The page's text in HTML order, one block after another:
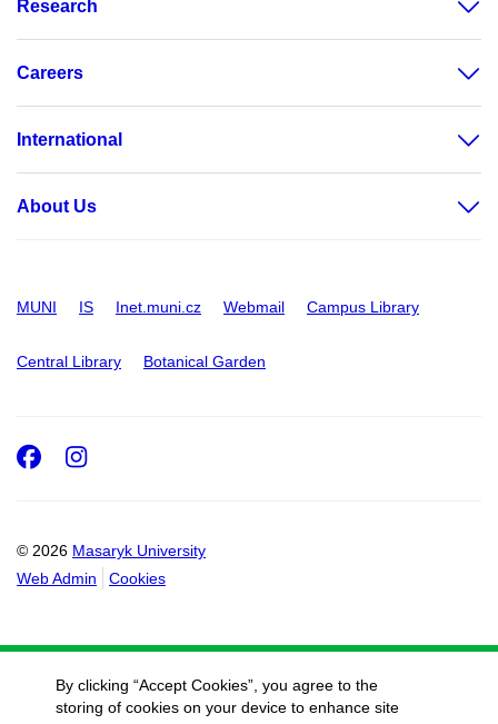
Research
Careers
International
About Us
MUNI IS Inet.muni.cz Webmail Campus Library
Central Library Botanical Garden
© 2026 Masaryk University
Web Admin
Cookies
Facebook
Instagram
By clicking “Accept Cookies”, you agree to the
storing of cookies on your device to enhance site